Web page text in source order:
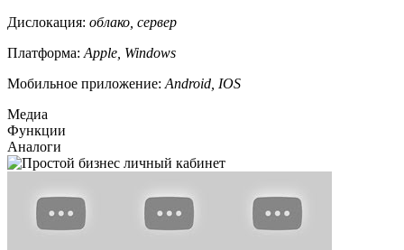
Дислокация: облако, сервер
Платформа: Apple, Windows
Мобильное приложение: Android, IOS
Медиа
Функции
Аналоги